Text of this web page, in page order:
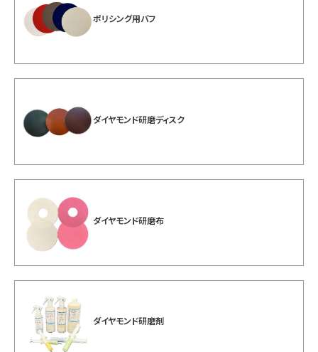
ポリシング用バフ
ダイヤモンド研磨ディスク
ダイヤモンド研磨布
ダイヤモンド研磨剤